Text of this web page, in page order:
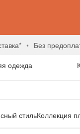
без
одежда
стильКоллекция